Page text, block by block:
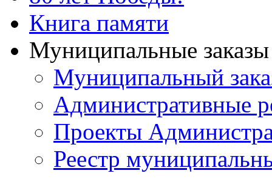
Книга памяти
Муниципальные
Муниципальный
Административные
Проекты
Реестр